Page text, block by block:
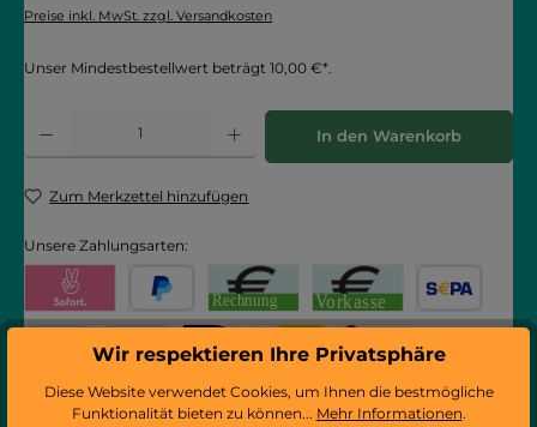
Preise inkl. MwSt. zzgl. Versandkosten
Unser Mindestbestellwert beträgt 10,00 €*.
Produkt Anzahl: Gib den gewünschten Wert ein oder benutze die
In den Warenkorb
Zum Merkzettel hinzufügen
Unsere Zahlungsarten:
PayPal Rechnung Vorkasse SEPA Lastschrift
Pay with Klarna
Produktnummer: 302100
Wir respektieren Ihre Privatsphäre
Diese Website verwendet Cookies, um Ihnen die bestmögliche
Funktionalität bieten zu können... Mehr Informationen.